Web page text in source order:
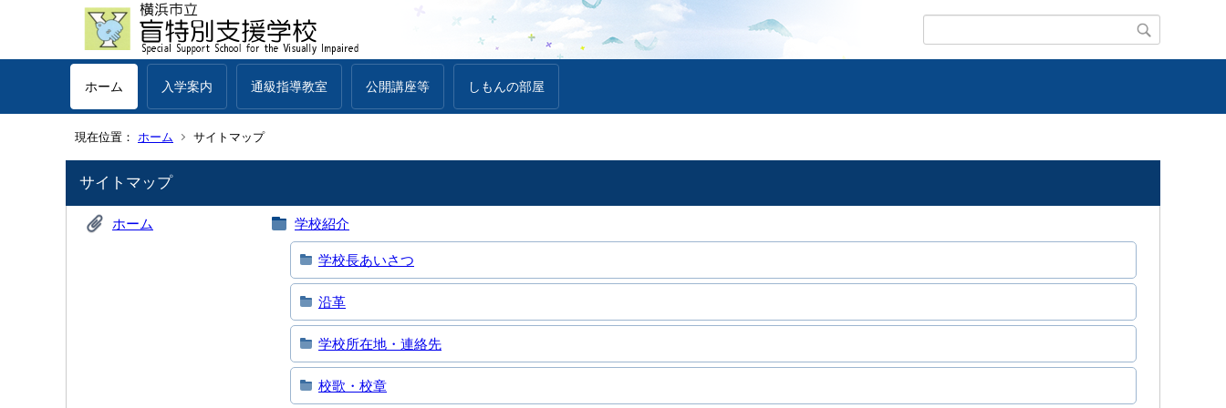
ホーム 入学案内 通級指導教室 公開講座等 しもんの部屋
現在位置： ホーム サイトマップ
サイトマップ
ホーム 学校紹介
学校長あいさつ
沿革
学校所在地・連絡先
校歌・校章